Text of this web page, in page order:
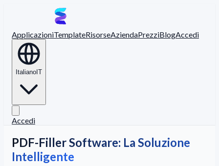
ApplicazioniTemplateRisorseAziendaPrezziBlogAccedi
Italiano IT
Accedi
PDF-Filler Software: La Soluzione
Intelligente